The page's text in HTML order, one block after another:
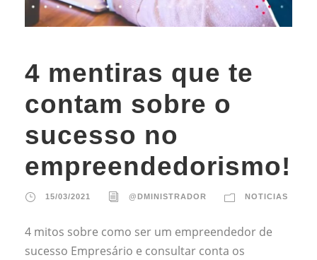
4 mentiras que te
contam sobre o
sucesso no
empreendedorismo!
15/03/2021 @DMINISTRADOR NOTICIAS
4 mitos sobre como ser um empreendedor de
sucesso Empresário e consultar conta os